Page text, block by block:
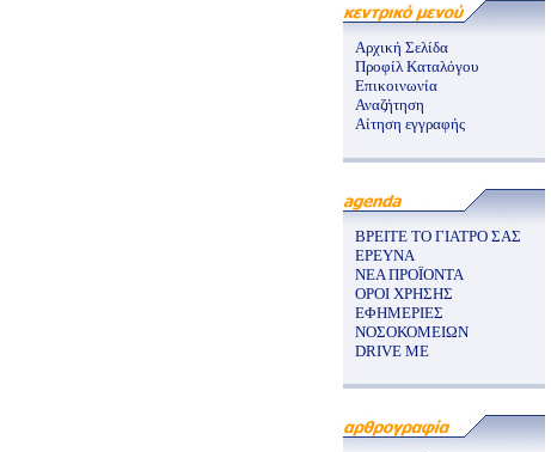
Αρχική Σελίδα
Προφίλ Καταλόγου
Επικοινωνία
Αναζήτηση
Αίτηση εγγραφής
ΒΡΕΙΤΕ ΤΟ ΓΙΑΤΡΟ ΣΑΣ
ΕΡΕΥΝΑ
ΝΕΑ ΠΡΟΪΟΝΤΑ
ΟΡΟΙ ΧΡΗΣΗΣ
ΕΦΗΜΕΡΙΕΣ
ΝΟΣΟΚΟΜΕΙΩΝ
DRIVE ME